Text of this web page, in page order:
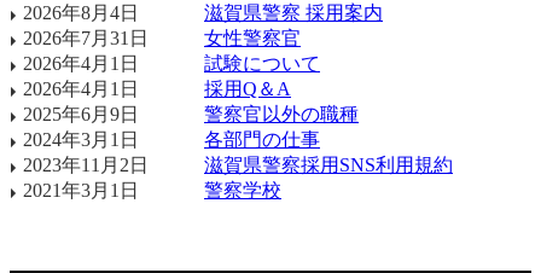
2026年8月4日
滋賀県警察 採用案内
2026年7月31日
女性警察官
2026年4月1日
試験について
2026年4月1日
採用Q＆A
2025年6月9日
警察官以外の職種
2024年3月1日
各部門の仕事
2023年11月2日
滋賀県警察採用SNS利用規約
2021年3月1日
警察学校